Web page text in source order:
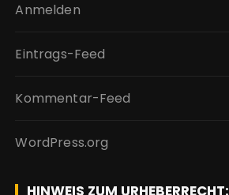
Anmelden
Eintrags-Feed
Kommentar-Feed
WordPress.org